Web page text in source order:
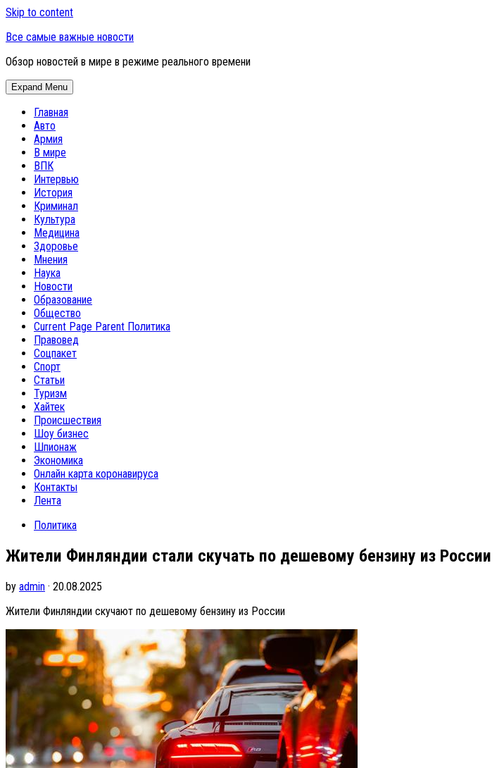
Skip to content
Все самые важные новости
Обзор новостей в мире в режиме реального времени
Expand Menu
Главная
Авто
Армия
В мире
ВПК
Интервью
История
Криминал
Культура
Медицина
Здоровье
Мнения
Наука
Новости
Образование
Общество
Current Page Parent Политика
Правовед
Соцпакет
Спорт
Статьи
Туризм
Хайтек
Происшествия
Шоу бизнес
Шпионаж
Экономика
Онлайн карта коронавируса
Контакты
Лента
Политика
Жители Финляндии стали скучать по дешевому бензину из России
by admin · 20.08.2025
Жители Финляндии скучают по дешевому бензину из России